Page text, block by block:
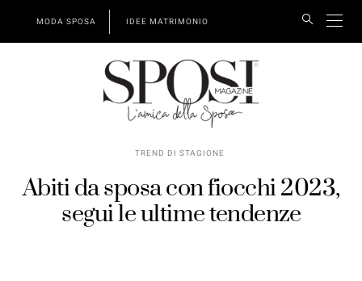
MODA SPOSA IDEE MATRIMONIO
TREND DI STAGIONE
Abiti da sposa con fiocchi 2023,
segui le ultime tendenze